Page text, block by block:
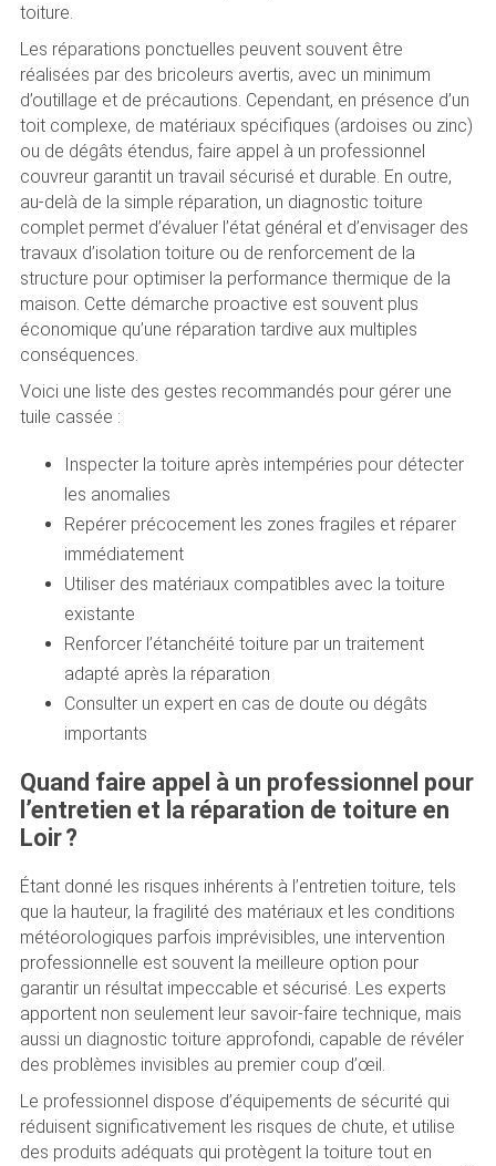
toiture.
Les réparations ponctuelles peuvent souvent être
réalisées par des bricoleurs avertis, avec un minimum
d’outillage et de précautions. Cependant, en présence d’un
toit complexe, de matériaux spécifiques (ardoises ou zinc)
ou de dégâts étendus, faire appel à un professionnel
couvreur garantit un travail sécurisé et durable. En outre,
au-delà de la simple réparation, un diagnostic toiture
complet permet d’évaluer l’état général et d’envisager des
travaux d’isolation toiture ou de renforcement de la
structure pour optimiser la performance thermique de la
maison. Cette démarche proactive est souvent plus
économique qu’une réparation tardive aux multiples
conséquences.
Voici une liste des gestes recommandés pour gérer une
tuile cassée :
Inspecter la toiture après intempéries pour détecter
les anomalies
Repérer précocement les zones fragiles et réparer
immédiatement
Utiliser des matériaux compatibles avec la toiture
existante
Renforcer l’étanchéité toiture par un traitement
adapté après la réparation
Consulter un expert en cas de doute ou dégâts
importants
Quand faire appel à un professionnel pour
l’entretien et la réparation de toiture en
Loir ?
Étant donné les risques inhérents à l’entretien toiture, tels
que la hauteur, la fragilité des matériaux et les conditions
météorologiques parfois imprévisibles, une intervention
professionnelle est souvent la meilleure option pour
garantir un résultat impeccable et sécurisé. Les experts
apportent non seulement leur savoir-faire technique, mais
aussi un diagnostic toiture approfondi, capable de révéler
des problèmes invisibles au premier coup d’œil.
Le professionnel dispose d’équipements de sécurité qui
réduisent significativement les risques de chute, et utilise
des produits adéquats qui protègent la toiture tout en